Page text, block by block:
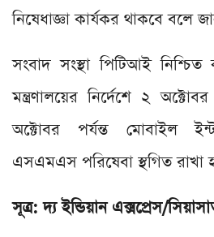
নিষেধাজ্ঞা কার্যকর থাকবে বলে
সংবাদ সংস্থা পিটিআই নিশ্চিত
মন্ত্রণালয়ের নির্দেশে ২
অক্টোবর পর্যন্ত মোবাইল
এসএমএস পরিষেবা স্থগিত রাখা
সূত্র: দ্য ইন্ডিয়ান এক্সপ্রেস/